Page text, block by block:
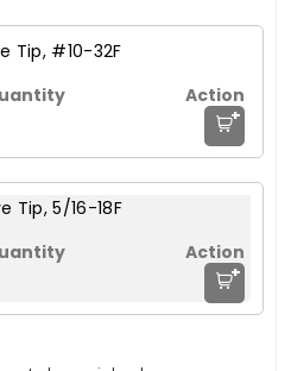
Tip, #10-32F
+
Tip, 5/16-18F
+